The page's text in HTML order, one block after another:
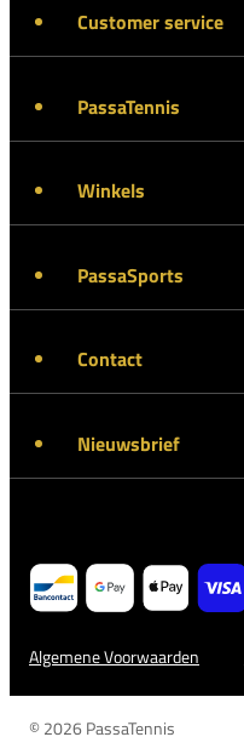
Customer service
PassaTennis
Winkels
PassaSports
Contact
Nieuwsbrief
Algemene Voorwaarden
© 2026 PassaTennis